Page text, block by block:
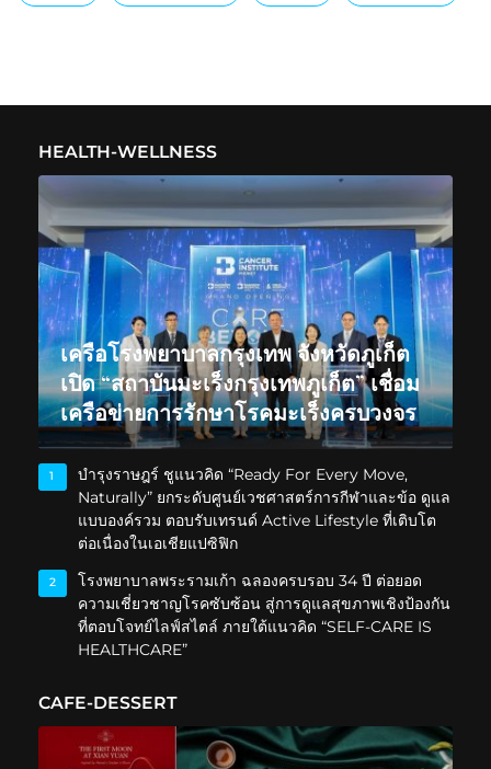
HEALTH-WELLNESS
เครือโรงพยาบาลกรุงเทพ จังหวัดภูเก็ต
เปิด “สถาบันมะเร็งกรุงเทพภูเก็ต” เชื่อม
เครือข่ายการรักษาโรคมะเร็งครบวงจร
1
บำรุงราษฎร์ ชูแนวคิด “Ready For Every Move,
Naturally” ยกระดับศูนย์เวชศาสตร์การกีฬาและข้อ ดูแล
แบบองค์รวม ตอบรับเทรนด์ Active Lifestyle ที่เติบโต
ต่อเนื่องในเอเชียแปซิฟิก
2
โรงพยาบาลพระรามเก้า ฉลองครบรอบ 34 ปี ต่อยอด
ความเชี่ยวชาญโรคซับซ้อน สู่การดูแลสุขภาพเชิงป้องกัน
ที่ตอบโจทย์ไลฟ์สไตล์ ภายใต้แนวคิด “SELF-CARE IS
HEALTHCARE”
CAFE-DESSERT